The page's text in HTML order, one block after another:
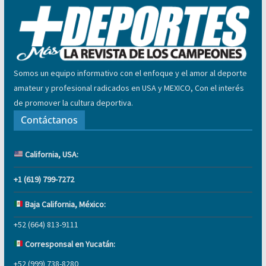
Somos un equipo informativo con el enfoque y el amor al deporte
amateur y profesional radicados en USA y MEXICO, Con el interés
de promover la cultura deportiva.
Contáctanos
California, USA:
+1 (619) 799-7272
Baja California, México:
+52 (664) 813-9111
Corresponsal en Yucatán:
+52 (999) 738-8280